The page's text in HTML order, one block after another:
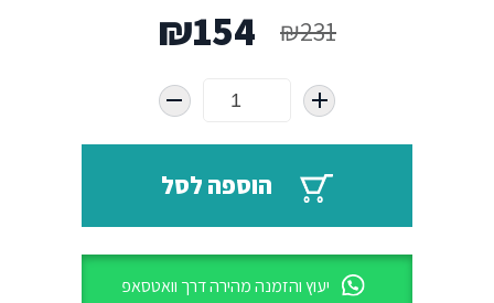
₪231
המחיר
המקורי
היה:
₪231.
₪154
הוא:
הוספה לסל
יעוץ והזמנה מהירה דרך וואטסאפ